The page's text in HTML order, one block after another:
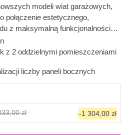
modeli wiat garażowych,
połączenie estetycznego,
z maksymalną funkcjonalnością.
został podzielony na dwie
wejściami po przeciwnych
wiata z dwiema bocznymi
ochronę dla Twoich
je przed trudnymi
intensywnym słońcem, wiatrem i
z 2 oddzielnymi pomieszczeniami
liczby paneli bocznych
zł -1 304,00 zł